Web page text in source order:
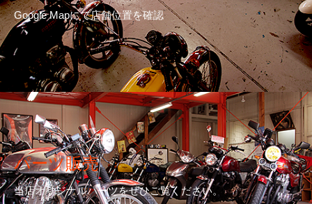
Google Mapにて店舗位置を確認
パーツ販売
当店オリジナルパーツをぜひご覧ください。